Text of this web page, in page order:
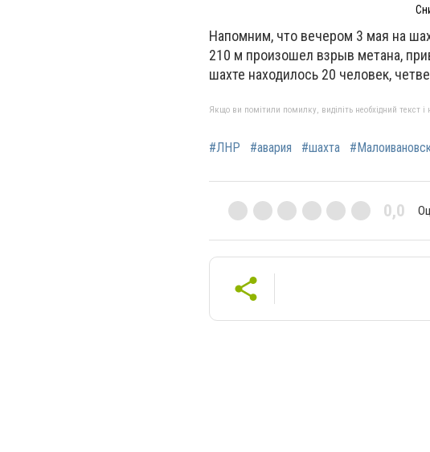
Напомним, что вечером 3 мая на
210 м произошел взрыв метана,
шахте находилось 20 человек,
Якщо ви помітили помилку, виділіть необхідний текст
#ЛНР #авария #шахта
0,0